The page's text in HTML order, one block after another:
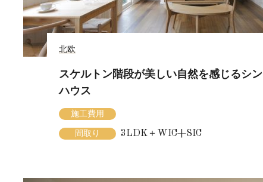
北欧
スケルトン階段が美しい自然を感じるシ
ハウス
施工費用
間取り 3LDK＋WIC+SIC